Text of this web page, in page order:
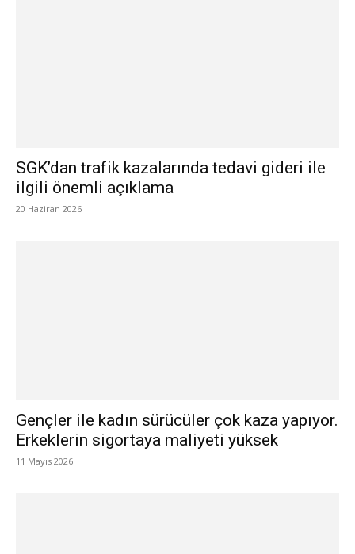
SGK’dan trafik kazalarında tedavi gideri ile
ilgili önemli açıklama
20 Haziran 2026
Gençler ile kadın sürücüler çok kaza yapıyor.
Erkeklerin sigortaya maliyeti yüksek
11 Mayıs 2026